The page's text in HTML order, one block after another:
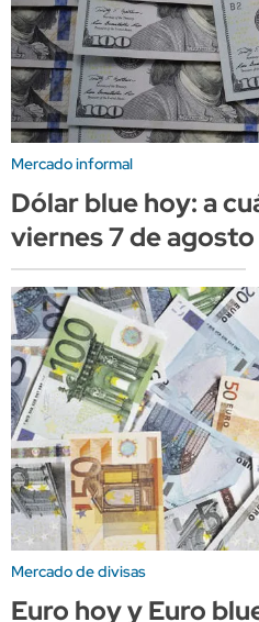
Mercado informal
Dólar blue hoy: a
viernes 7 de agosto
Mercado de divisas
Euro hoy y Euro